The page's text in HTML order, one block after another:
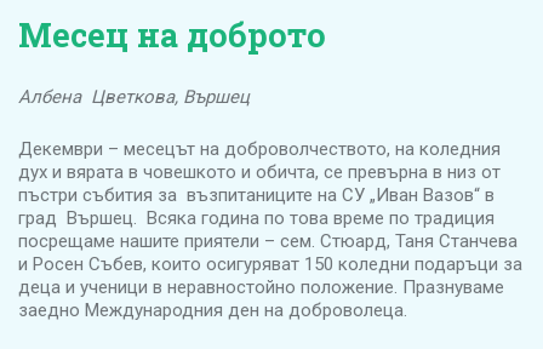
Месец на доброто
Албена Цветкова, Вършец
Декември – месецът на доброволчеството, на коледния
дух и вярата в човешкото и обичта, се превърна в низ от
пъстри събития за възпитаниците на СУ „Иван Вазов“ в
град Вършец. Всяка година по това време по традиция
посрещаме нашите приятели – сем. Стюард, Таня Станчева
и Росен Събев, които осигуряват 150 коледни подаръци за
деца и ученици в неравностойно положение. Празнуваме
заедно Международния ден на доброволеца.